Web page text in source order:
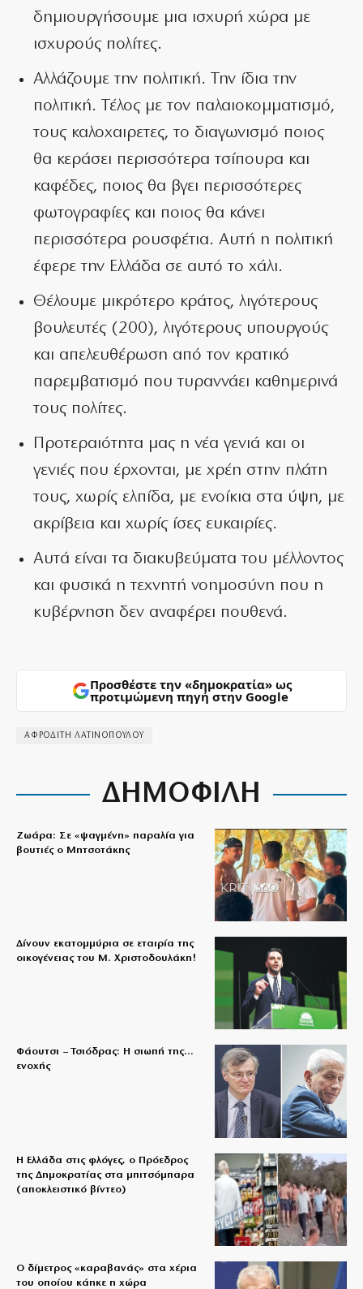
δημιουργήσουμε μια ισχυρή χώρα με
ισχυρούς πολίτες.
⁠Αλλάζουμε την πολιτική. Την ίδια την
πολιτική. Τέλος με τον παλαιοκομματισμό,
τους καλοχαιρετες, το διαγωνισμό ποιος
θα κεράσει περισσότερα τσίπουρα και
καφέδες, ποιος θα βγει περισσότερες
φωτογραφίες και ποιος θα κάνει
περισσότερα ρουσφέτια. Αυτή η πολιτική
έφερε την Ελλάδα σε αυτό το χάλι.
⁠Θέλουμε μικρότερο κράτος, λιγότερους
βουλευτές (200), λιγότερους υπουργούς
και απελευθέρωση από τον κρατικό
παρεμβατισμό που τυραννάει καθημερινά
τους πολίτες.
⁠Προτεραιότητα μας η νέα γενιά και οι
γενιές που έρχονται, με χρέη στην πλάτη
τους, χωρίς ελπίδα, με ενοίκια στα ύψη, με
ακρίβεια και χωρίς ίσες ευκαιρίες.
Αυτά είναι τα διακυβεύματα του μέλλοντος
και φυσικά η τεχνητή νοημοσύνη που η
κυβέρνηση δεν αναφέρει πουθενά.
Προσθέστε την «δημοκρατία» ως
προτιμώμενη πηγή στην Google
ΑΦΡΟΔΙΤΗ ΛΑΤΙΝΟΠΟΥΛΟΥ
ΔΗΜΟΦΙΛΗ
Ζωάρα: Σε «ψαγμένη» παραλία για
βουτιές ο Μητσοτάκης
Δίνουν εκατομμύρια σε εταιρία της
οικογένειας του Μ. Χριστοδουλάκη!
Φάουτσι – Τσιόδρας: Η σιωπή της…
ενοχής
Η Ελλάδα στις φλόγες, ο Πρόεδρος
της Δημοκρατίας στα μπιτσόμπαρα
(αποκλειστικό βίντεο)
Ο δίμετρος «καραβανάς» στα χέρια
του οποίου κάηκε η χώρα